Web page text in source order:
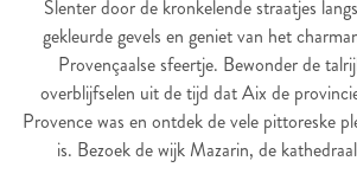
Slenter door de kronkelende straatjes
gekleurde gevels en geniet van het
Provençaalse sfeertje. Bewonder de
overblijfselen uit de tijd dat Aix de
Provence was en ontdek de vele pittoreske
is. Bezoek de wijk Mazarin, de